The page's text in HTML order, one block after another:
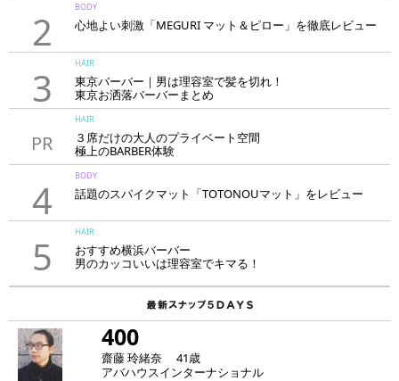
2
BODY
心地よい刺激「MEGURI マット＆ピロー」を徹底レビュー
3
HAIR
東京バーバー｜男は理容室で髪を切れ！
東京お洒落バーバーまとめ
PR
HAIR
３席だけの大人のプライベート空間
極上のBARBER体験
「LAVIE NEW STANDARD BARBER HANARE新宿店」
4
BODY
話題のスパイクマット「TOTONOUマット」をレビュー
5
HAIR
おすすめ横浜バーバー
男のカッコいいは理容室でキマる！
400
齋藤 玲緒奈 41歳
アバハウスインターナショナル